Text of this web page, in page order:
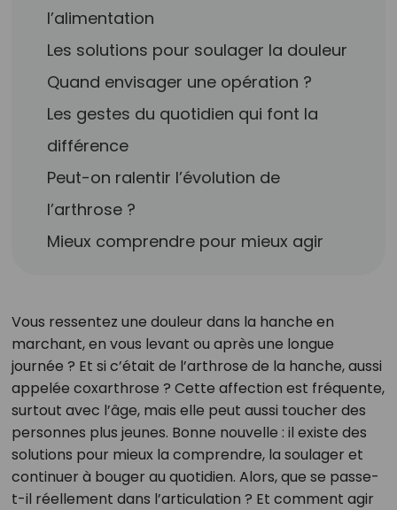
l’alimentation
Les solutions pour soulager la douleur
Quand envisager une opération ?
Les gestes du quotidien qui font la
différence
Peut-on ralentir l’évolution de
l’arthrose ?
Mieux comprendre pour mieux agir
Vous ressentez une douleur dans la hanche en
marchant, en vous levant ou après une longue
journée ? Et si c’était de l’arthrose de la hanche, aussi
appelée coxarthrose ? Cette affection est fréquente,
surtout avec l’âge, mais elle peut aussi toucher des
personnes plus jeunes. Bonne nouvelle : il existe des
solutions pour mieux la comprendre, la soulager et
continuer à bouger au quotidien. Alors, que se passe-
t-il réellement dans l’articulation ? Et comment agir